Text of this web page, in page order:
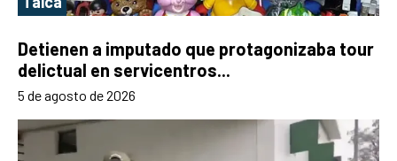
Detienen a imputado que protagonizaba tour
delictual en servicentros...
5 de agosto de 2026